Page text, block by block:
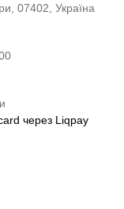
07402, Україна